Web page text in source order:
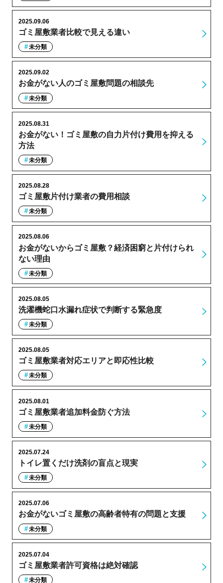
ゴミ屋敷業者比較で見える違い
2025.09.06
未分類
お金がない人のゴミ屋敷問題の相談先
2025.09.02
未分類
お金がない！ゴミ屋敷の自力片付け費用を抑える
方法
2025.08.31
未分類
ゴミ屋敷片付け業者の費用相談
2025.08.28
未分類
お金がないからゴミ屋敷？経済困窮と片付けられ
ない理由
2025.08.06
未分類
洗濯機蛇口水漏れ症状で判断する緊急度
2025.08.05
未分類
ゴミ屋敷業者対応エリアと即応性比較
2025.08.05
未分類
ゴミ屋敷業者追加料金防ぐ方法
2025.08.01
未分類
トイレ置くだけ洗剤の盲点と現実
2025.07.24
未分類
お金がないゴミ屋敷の高齢者特有の問題と支援
2025.07.06
未分類
ゴミ屋敷業者許可資格は絶対確認
2025.07.04
未分類